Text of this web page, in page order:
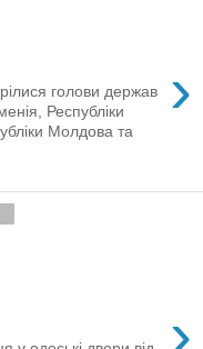
›
голови держав
Республіки
Молдова та